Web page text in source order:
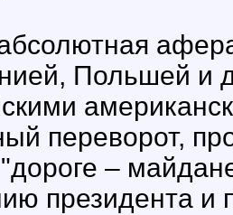
Польшей и
переворот,
"дороге –
президента и